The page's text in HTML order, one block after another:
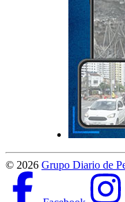
© 2026 Grupo Diario de